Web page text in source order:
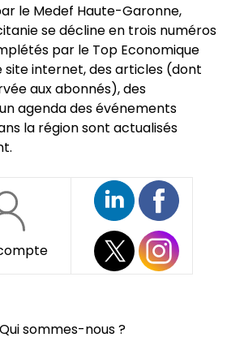
le Medef Haute-Garonne,
se décline en trois numéros
par le Top Economique
site internet, des articles (dont
aux abonnés), des
agenda des événements
la région sont actualisés
Qui sommes-nous ?